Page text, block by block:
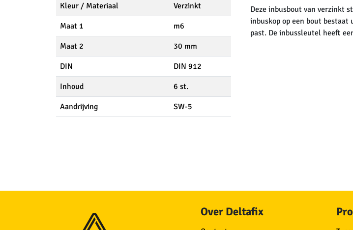
Kleur / Materiaal Verzinkt
Maat 1 m6
Maat 2 30 mm
DIN DIN 912
Inhoud 6 st.
Aandrijving SW-5
Deze inbusbout van verzinkt
inbuskop op een bout
past. De inbussleutel heeft
Over Deltafix